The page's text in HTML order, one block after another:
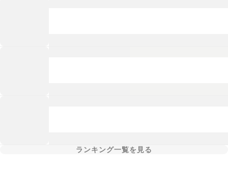
ランキング一覧を見る